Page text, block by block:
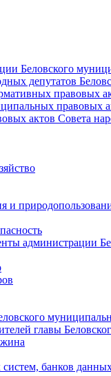
Беловского
депутатов
правовых
правовых
актов Совета
и
администрации
главы
банков